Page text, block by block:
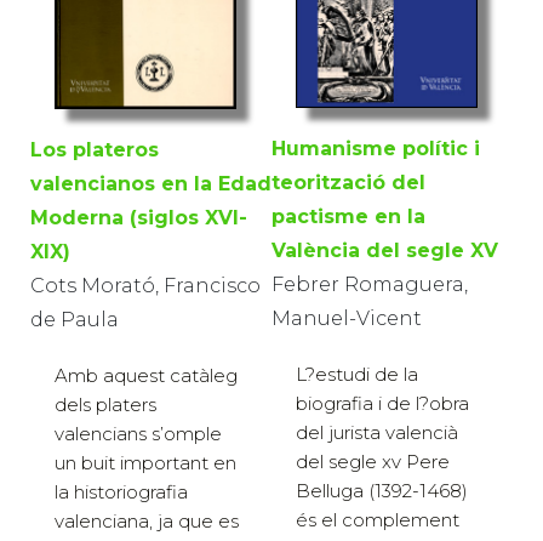
Los plateros
valencianos en la Edad
Moderna (siglos XVI-
XIX)
Cots Morató, Francisco
de Paula
Amb aquest catàleg
dels platers
valencians s’omple
un buit important en
la historiografia
valenciana, ja que es
Humanisme polític i
teorització del
pactisme en la
València del segle XV
Febrer Romaguera,
Manuel-Vicent
L?estudi de la
biografia i de l?obra
del jurista valencià
del segle xv Pere
Belluga (1392-1468)
és el complement